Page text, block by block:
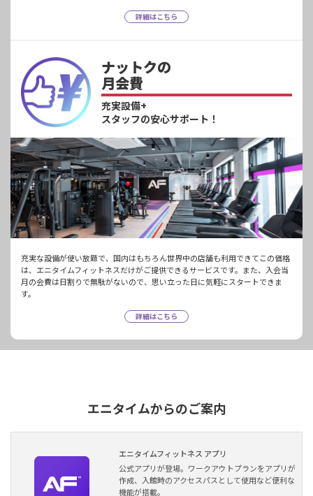
詳細はこちら
ナットクの
月会費
充実設備+
スタッフの安心サポート！
充実な設備が使い放題で、国内はもちろん世界中の店舗も利用できてこの価格
は、エニタイムフィットネスだけがご提供できるサービスです。また、入会当
月の会費は日割りで無駄がないので、思い立った日に気軽にスタートできま
す。
詳細はこちら
エニタイムからのご案内
エニタイムフィットネス アプリ
公式アプリが登場。ワークアウトプランをアプリが
作成、入館時のアクセスパスとして使用など便利な
機能が搭載。